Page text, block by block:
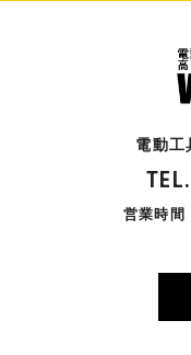
電動工
営業時間